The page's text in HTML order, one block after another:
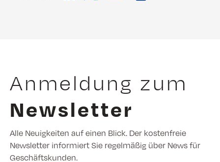
Anmeldung zum
Newsletter
Alle Neuigkeiten auf einen Blick. Der kostenfreie
Newsletter informiert Sie regelmäßig über News für
Geschäftskunden.